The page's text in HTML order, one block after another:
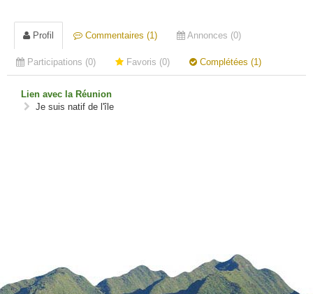
Profil Commentaires (1) Annonces (0)
Participations (0) Favoris (0) Complétées (1)
Lien avec la Réunion
Je suis natif de l'île